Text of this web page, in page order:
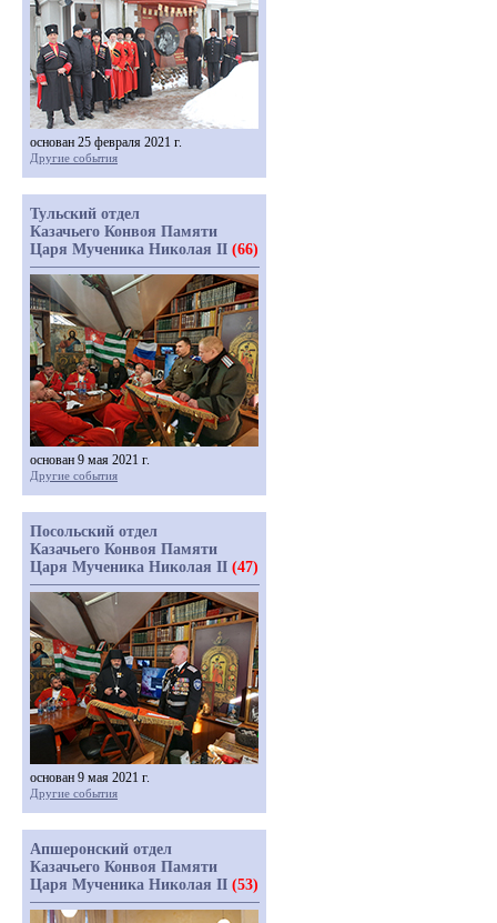
основан 25 февраля 2021 г.
Другие события
Тульский отдел
Казачьего Конвоя Памяти
Царя Мученика Николая II (66)
основан 9 мая 2021 г.
Другие события
Посольский отдел
Казачьего Конвоя Памяти
Царя Мученика Николая II (47)
основан 9 мая 2021 г.
Другие события
Апшеронский отдел
Казачьего Конвоя Памяти
Царя Мученика Николая II (53)